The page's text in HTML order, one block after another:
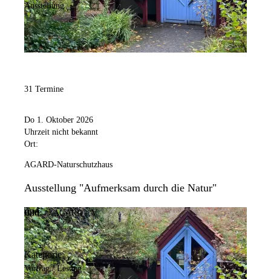
Ausstellung
31 Termine
Do 1. Oktober 2026
Uhrzeit nicht bekannt
Ort:
AGARD-Naturschutzhaus
Ausstellung "Aufmerksam durch die Natur"
Bild: © AGARD e.V.
Kategorie:
Vortrag / Lesung